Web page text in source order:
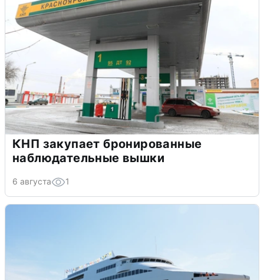
КНП закупает бронированные
наблюдательные вышки
6 августа 1